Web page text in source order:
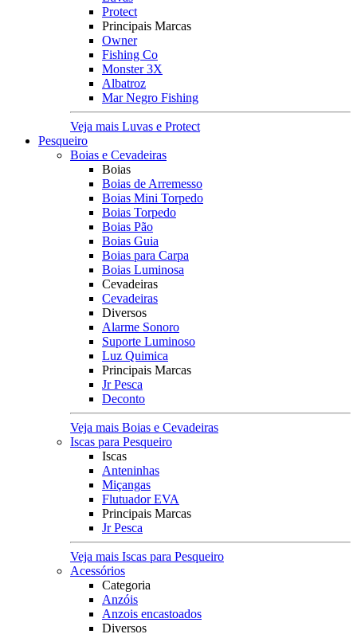
Protect
Principais Marcas
Owner
Fishing Co
Monster 3X
Albatroz
Mar Negro Fishing
Veja mais Luvas e Protect
Pesqueiro
Boias e Cevadeiras
Boias
Boias de Arremesso
Boias Mini Torpedo
Boias Torpedo
Boias Pão
Boias Guia
Boias para Carpa
Boias Luminosa
Cevadeiras
Cevadeiras
Diversos
Alarme Sonoro
Suporte Luminoso
Luz Quimica
Principais Marcas
Jr Pesca
Deconto
Veja mais Boias e Cevadeiras
Iscas para Pesqueiro
Iscas
Anteninhas
Miçangas
Flutuador EVA
Principais Marcas
Jr Pesca
Veja mais Iscas para Pesqueiro
Acessórios
Categoria
Anzóis
Anzois encastoados
Diversos